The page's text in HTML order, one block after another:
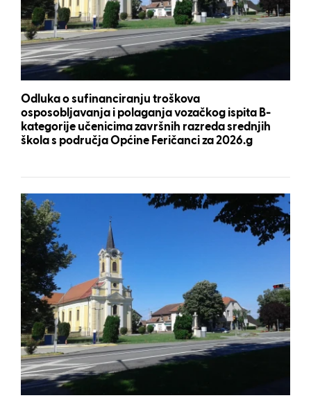
Odluka o sufinanciranju troškova
osposobljavanja i polaganja vozačkog ispita B-
kategorije učenicima završnih razreda srednjih
škola s područja Općine Feričanci za 2026.g